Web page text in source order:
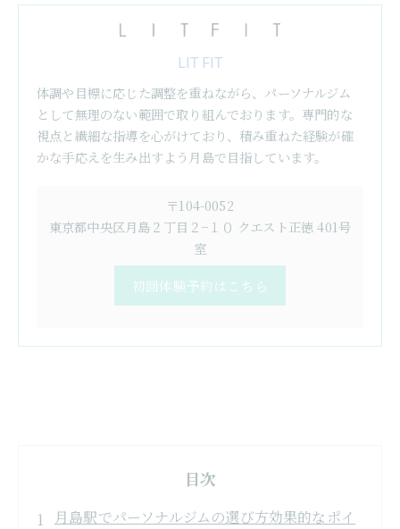
LIT FIT
体調や目標に応じた調整を重ねながら、パーソナルジム
として無理のない範囲で取り組んでおります。専門的な
視点と繊細な指導を心がけており、積み重ねた経験が確
かな手応えを生み出すよう月島で目指しています。
〒104-0052
東京都中央区月島２丁目２−１０ クエスト正徳 401号
室
初回体験予約はこちら
目次
月島駅でパーソナルジムの選び方効果的なポイ